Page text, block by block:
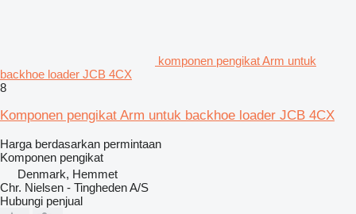
komponen pengikat Arm untuk
backhoe loader JCB 4CX
8
Komponen pengikat Arm untuk backhoe loader JCB 4CX
Harga berdasarkan permintaan
Komponen pengikat
Denmark, Hemmet
Chr. Nielsen - Tingheden A/S
Hubungi penjual